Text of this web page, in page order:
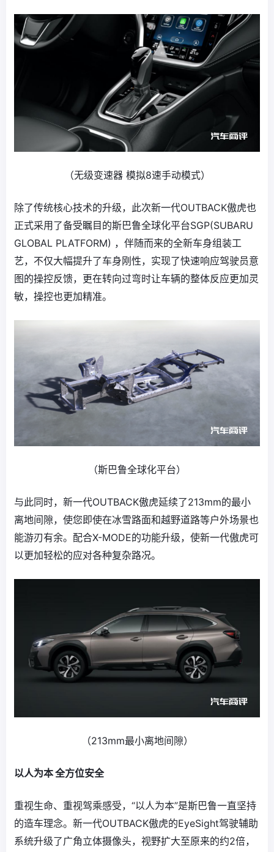
（无级变速器 模拟8速手动模式）
除了传统核心技术的升级，此次新一代OUTBACK傲虎也
正式采用了备受瞩目的斯巴鲁全球化平台SGP(SUBARU
GLOBAL PLATFORM) ，伴随而来的全新车身组装工
艺，不仅大幅提升了车身刚性，实现了快速响应驾驶员意
图的操控反馈，更在转向过弯时让车辆的整体反应更加灵
敏，操控也更加精准。
（斯巴鲁全球化平台）
与此同时，新一代OUTBACK傲虎延续了213mm的最小
离地间隙，使您即使在冰雪路面和越野道路等户外场景也
能游刃有余。配合X-MODE的功能升级，使新一代傲虎可
以更加轻松的应对各种复杂路况。
（213mm最小离地间隙）
以人为本 全方位安全
重视生命、重视驾乘感受，“以人为本”是斯巴鲁一直坚持
的造车理念。新一代OUTBACK傲虎的EyeSight驾驶辅助
系统升级了广角立体摄像头，视野扩大至原来的约2倍，